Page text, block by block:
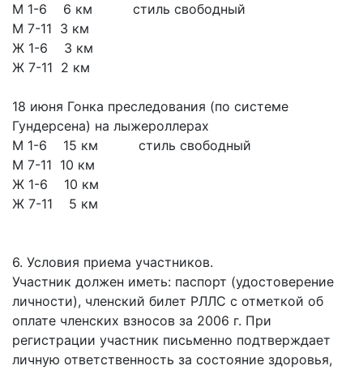
М 1-6 6 км стиль свободный
М 7-11 3 км
Ж 1-6 3 км
Ж 7-11 2 км
18 июня Гонка преследования (по системе
Гундерсена) на лыжероллерах
М 1-6 15 км стиль свободный
М 7-11 10 км
Ж 1-6 10 км
Ж 7-11 5 км
6. Условия приема участников.
Участник должен иметь: паспорт (удостоверение
личности), членский билет РЛЛС с отметкой об
оплате членских взносов за 2006 г. При
регистрации участник письменно подтверждает
личную ответственность за состояние здоровья,